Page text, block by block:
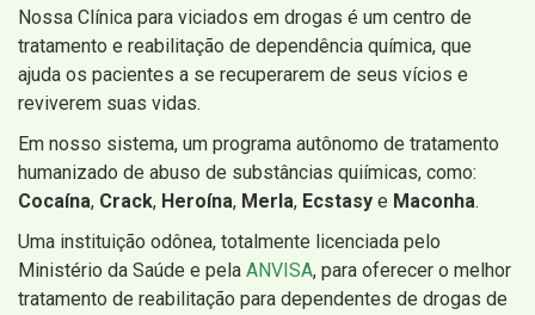
Nossa Clínica para viciados em drogas é um centro de
tratamento e reabilitação de dependência química, que
ajuda os pacientes a se recuperarem de seus vícios e
reviverem suas vidas.
Em nosso sistema, um programa autônomo de tratamento
humanizado de abuso de substâncias quiímicas, como:
Cocaína, Crack, Heroína, Merla, Ecstasy e Maconha.
Uma instituição odônea, totalmente licenciada pelo
Ministério da Saúde e pela ANVISA, para oferecer o melhor
tratamento de reabilitação para dependentes de drogas de